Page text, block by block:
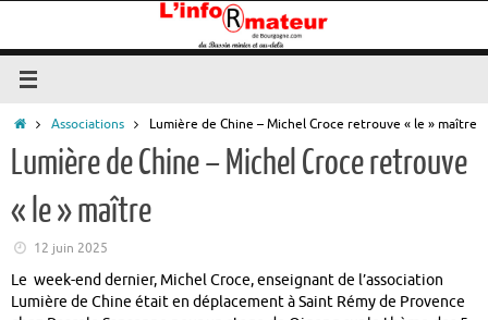
contenu
Accueil
Associations Lumière de Chine – Michel Croce retrouve « le » maître
Lumière de Chine – Michel Croce retrouve
« le » maître
12 juin 2025
Le week-end dernier, Michel Croce, enseignant de l’association
Lumière de Chine était en déplacement à Saint Rémy de Provence